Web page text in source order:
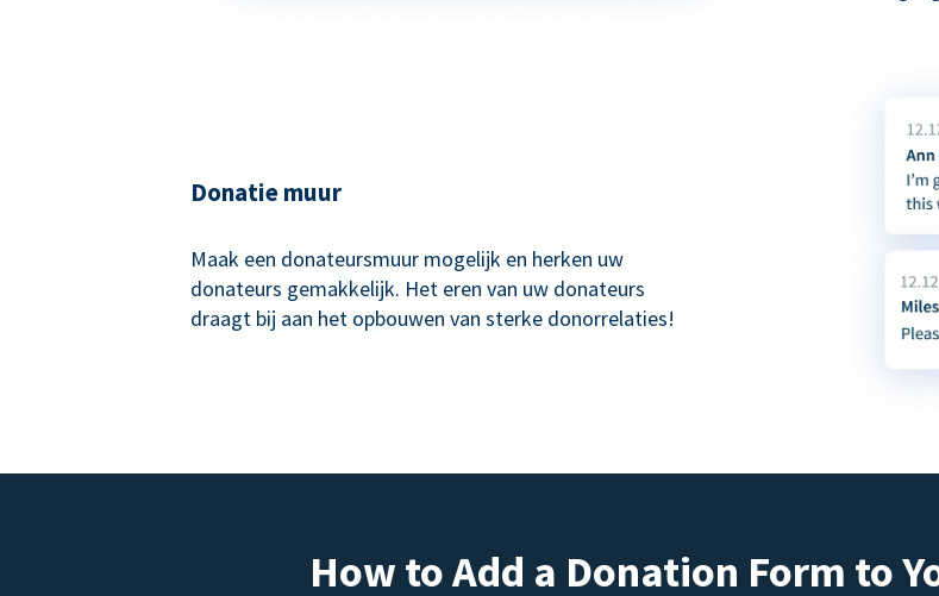
Donatie muur
Maak een donateursmuur mogelijk en herken uw
donateurs gemakkelijk. Het eren van uw donateurs
draagt bij aan het opbouwen van sterke donorrelaties!
How to Add a Donation Form to